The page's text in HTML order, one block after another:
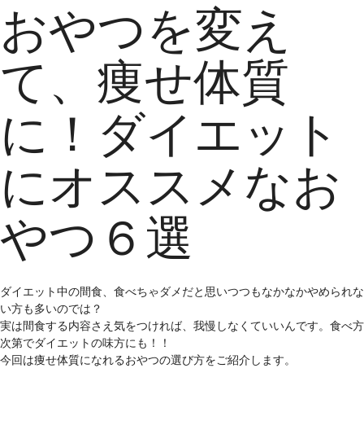
おやつを変え
て、痩せ体質
に！ダイエット
にオススメなお
やつ６選
ダイエット中の間食、食べちゃダメだと思いつつもなかなかやめられな
い方も多いのでは？
実は間食する内容さえ気をつければ、我慢しなくていいんです。食べ方
次第でダイエットの味方にも！！
今回は痩せ体質になれるおやつの選び方をご紹介します。